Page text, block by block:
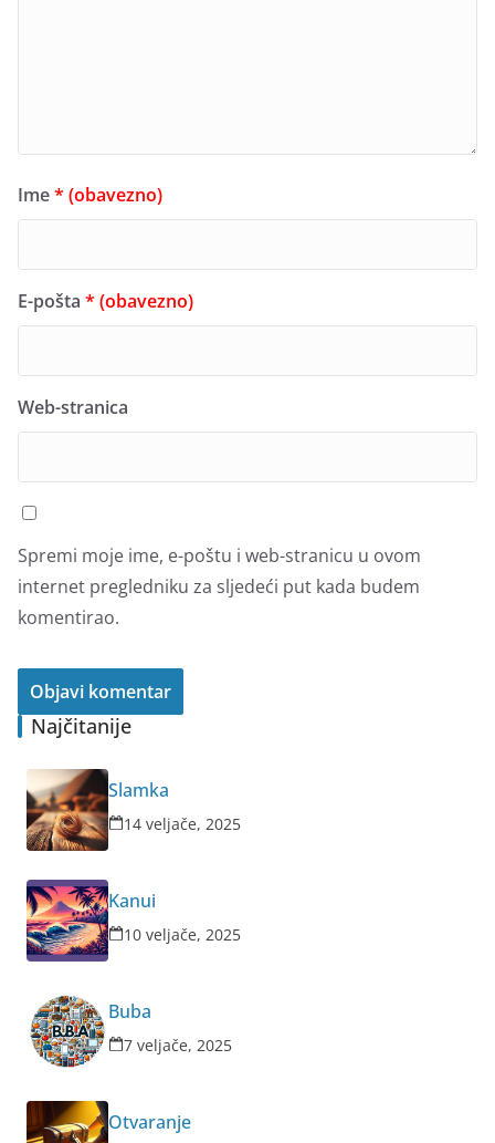
Ime* (obavezno)
E-pošta * (obavezno)
Web-stranica
Spremi moje ime, e-poštu i web-stranicu u ovom
internet pregledniku za sljedeći put kada budem
komentirao.
Najčitanije
Slamka
14 veljače, 2025
Kanui
10 veljače, 2025
Buba
7 veljače, 2025
Otvaranje